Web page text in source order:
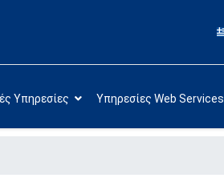
Υπηρεσίες Υπηρεσίες Web Services